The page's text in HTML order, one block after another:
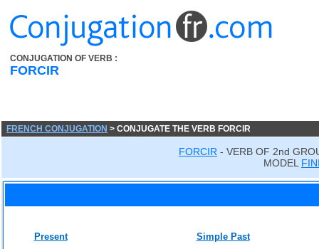
CONJUGATION OF VERB :
FORCIR
FRENCH CONJUGATION > CONJUGATE THE VERB FORCIR
FORCIR - VERB OF 2nd
MODEL
Present
Simple Past